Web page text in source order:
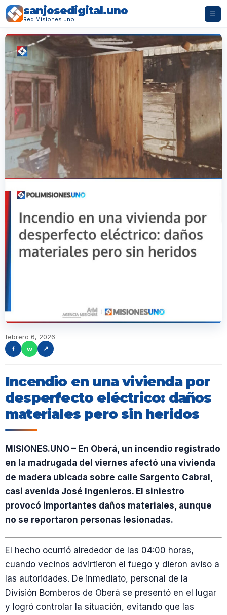
sanjosedigital.uno
Red Misiones.uno
☰
febrero 6, 2026
f
w ↗
Incendio en una vivienda por
desperfecto eléctrico: daños
materiales pero sin heridos
MISIONES.UNO – En Oberá, un incendio registrado
en la madrugada del viernes afectó una vivienda
de madera ubicada sobre calle Sargento Cabral,
casi avenida José Ingenieros. El siniestro
provocó importantes daños materiales, aunque
no se reportaron personas lesionadas.
El hecho ocurrió alrededor de las 04:00 horas,
cuando vecinos advirtieron el fuego y dieron aviso a
las autoridades. De inmediato, personal de la
División Bomberos de Oberá se presentó en el lugar
y logró controlar la situación, evitando que las